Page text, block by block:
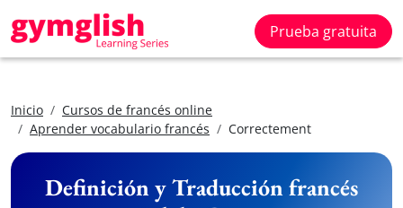
Prueba gratuita
Inicio
Cursos de francés online
Aprender vocabulario francés
Correctement
Definición y Traducción francés